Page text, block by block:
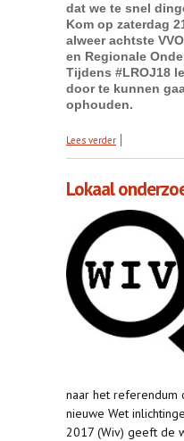
dat we te snel
Kom op zaterdag
alweer achtste
en Regionale
Tijdens #LROJ18
door te kunnen
ophouden.
Lees verder over VVOJ
Lokaal
naar het referendum
nieuwe Wet
2017 (Wiv) geeft de